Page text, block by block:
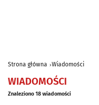
Strona główna Wiadomości
WIADOMOŚCI
Znaleziono 18 wiadomości